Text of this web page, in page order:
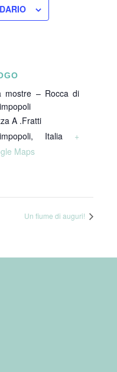
mostre – Rocca di
A .Fratti
, Italia
+
Maps
Un fiume di auguri!